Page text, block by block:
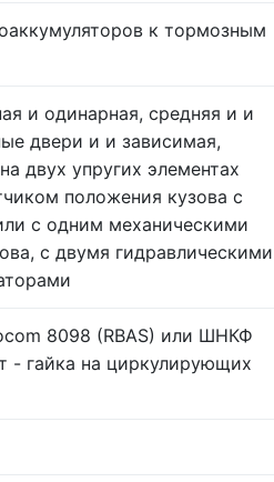
к тормозным
и одинарная, средняя и и
двери и и зависимая,
двух упругих элементах
положения кузова с
с одним механическими
с двумя гидравлическими
8098 (RBAS) или ШНКФ
- гайка на циркулирующих